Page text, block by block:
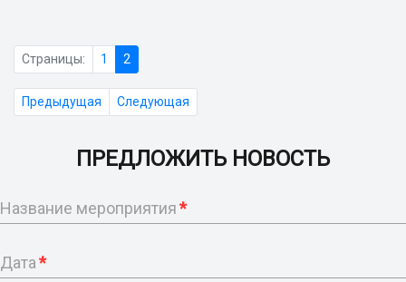
Страницы: 1 2
Предыдущая Следующая
ПРЕДЛОЖИТЬ НОВОСТЬ
Название мероприятия*
Дата*